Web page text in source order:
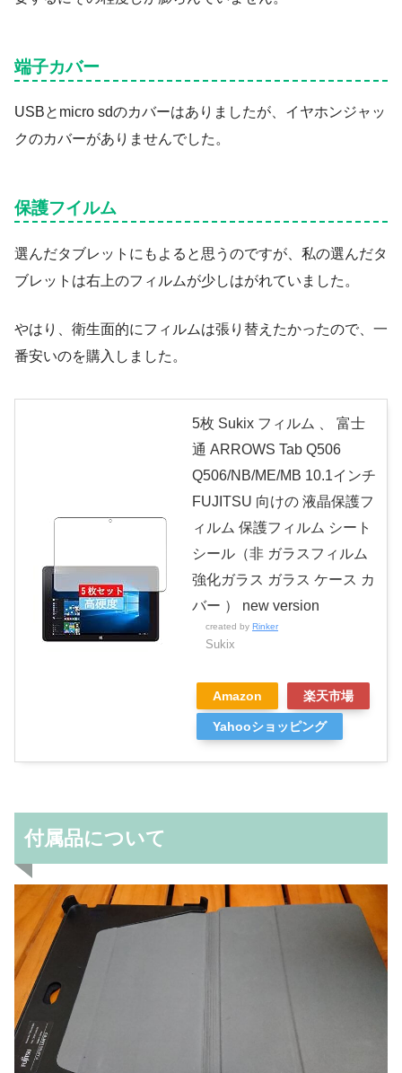
端子カバー
USBとmicro sdのカバーはありましたが、イヤホンジャッ
クのカバーがありませんでした。
保護フイルム
選んだタブレットにもよると思うのですが、私の選んだタ
ブレットは右上のフィルムが少しはがれていました。
やはり、衛生面的にフィルムは張り替えたかったので、一
番安いのを購入しました。
5枚 Sukix フィルム 、 富士
通 ARROWS Tab Q506
Q506/NB/ME/MB 10.1インチ
FUJITSU 向けの 液晶保護フ
ィルム 保護フィルム シート
シール（非 ガラスフィルム
強化ガラス ガラス ケース カ
バー ） new version
created by Rinker
Sukix
Amazon 楽天市場
Yahooショッピング
付属品について